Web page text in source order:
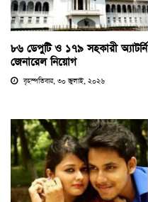
৮৬ ডেপুটি ও ১৭৯ সহকারী অ্যাটর্নি
জেনারেল নিয়োগ
বৃহস্পতিবার, ৩০ জুলাই, ২০২৬